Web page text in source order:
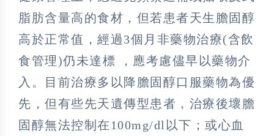
脂肪含量高的食材，但若患者天生膽固醇
高於正常值，經過3個月非藥物治療(含飲
食管理)仍未達標 ，應考慮儘早以藥物介
入。目前治療多以降膽固醇口服藥物為優
先，但有些先天遺傳型患者，治療後壞膽
固醇無法控制在100mg/dl以下；或心血